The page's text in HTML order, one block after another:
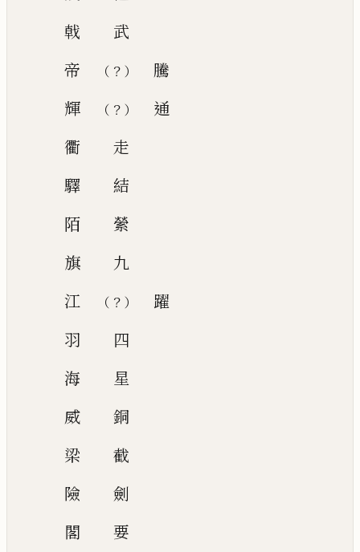
戟
武
帝
（ ？ ）
騰
輝
（ ？ ）
通
衢
走
驛
結
陌
縈
旗
九
江
（ ？ ）
躍
羽
四
海
星
威
銅
梁
截
險
劍
閣
要